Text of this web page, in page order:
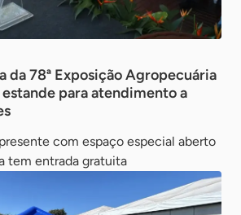
da 78ª Exposição Agropecuária
para atendimento a
com espaço especial aberto
tem entrada gratuita